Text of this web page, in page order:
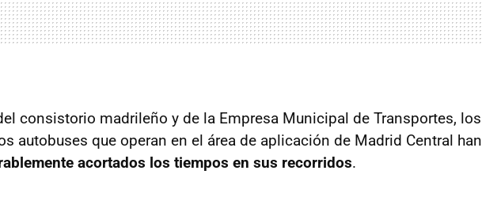
consistorio madrileño y de la Empresa Municipal de Transportes, los
autobuses que operan en el área de aplicación de Madrid Central han
acortados los tiempos en sus recorridos.